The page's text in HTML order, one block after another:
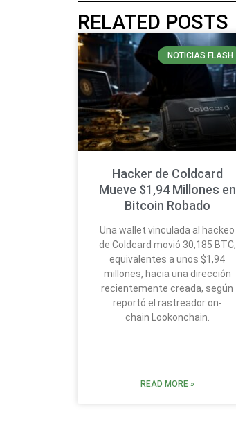
RELATED POSTS
NOTICIAS FLASH
Hacker de Coldcard
Mueve $1,94 Millones en
Bitcoin Robado
Una wallet vinculada al hackeo
de Coldcard movió 30,185 BTC,
equivalentes a unos $1,94
millones, hacia una dirección
recientemente creada, según
reportó el rastreador on-
chain Lookonchain.
READ MORE »